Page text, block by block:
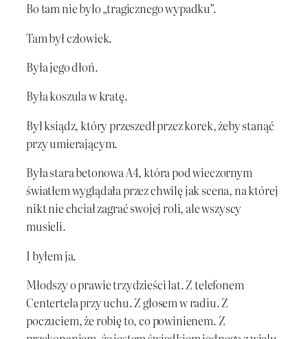
Bo tam nie było „tragicznego wypadku”.
Tam był człowiek.
Była jego dłoń.
Była koszula w kratę.
Był ksiądz, który przeszedł przez korek, żeby stanąć
przy umierającym.
Była stara betonowa A4, która pod wieczornym
światłem wyglądała przez chwilę jak scena, na której
nikt nie chciał zagrać swojej roli, ale wszyscy
musieli.
I byłem ja.
Młodszy o prawie trzydzieści lat. Z telefonem
Centertela przy uchu. Z głosem w radiu. Z
poczuciem, że robię to, co powinienem. Z